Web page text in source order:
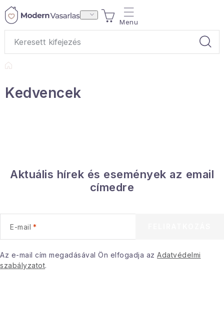
Ugrás
KOSÁR
Otthoni illatok
Háztartás
Gyűjtemény
Egészség és szépség
Kezdőlap
Kedvencek
Aktuális hírek és események az email
címedre
E-mail
Az e-mail cím megadásával Ön elfogadja az Adatvédelmi
szabályzatot.